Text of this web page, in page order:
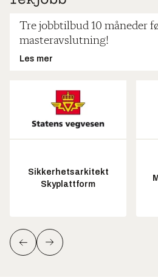
Tre jobbtilbud 10 måneder
masteravslutning!
Les mer
Sikkerhetsarkitekt
Skyplattform